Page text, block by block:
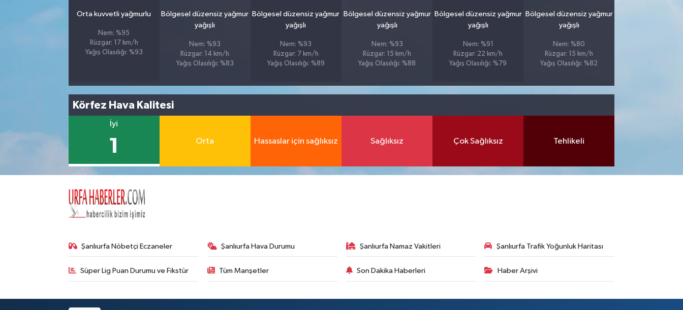
Orta kuvvetli yağmurlu
Nem: %95
Rüzgar: 17 km/h
Yağış Olasılığı: %93
Bölgesel düzensiz yağmur
yağışlı
Nem: %93
Rüzgar: 14 km/h
Yağış Olasılığı: %83
Bölgesel düzensiz yağmur
yağışlı
Nem: %93
Rüzgar: 7 km/h
Yağış Olasılığı: %89
Bölgesel düzensiz yağmur
yağışlı
Nem: %93
Rüzgar: 15 km/h
Yağış Olasılığı: %88
Bölgesel düzensiz yağmur
yağışlı
Nem: %91
Rüzgar: 22 km/h
Yağış Olasılığı: %79
Bölgesel düzensiz yağmur
yağışlı
Nem: %80
Rüzgar: 15 km/h
Yağış Olasılığı: %82
Körfez Hava Kalitesi
İyi
1 Orta Hassaslar için sağlıksız Sağlıksız Çok Sağlıksız Tehlikeli
Şanlıurfa Nöbetçi Eczaneler Şanlıurfa Hava Durumu Şanlıurfa Namaz Vakitleri Şanlıurfa Trafik Yoğunluk Haritası
Süper Lig Puan Durumu ve Fikstür Tüm Manşetler Son Dakika Haberleri Haber Arşivi